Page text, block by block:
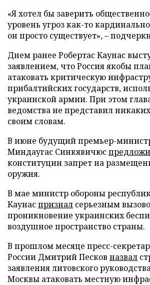
«Я хотел бы заверить
уровень угроз как-то
он просто существует», –
Днем ранее Робертас Каунас
заявлением, что Россия якобы
атаковать критическую
прибалтийских государств,
украинской армии. При этом
ведомства не представил
своим словам.
В июне будущий премьер-
Миндаугас Синкявичюс
конституции запрет на
оружия.
В мае министр обороны
Каунаспризнал серьезным
проникновение украинских
воздушное пространство страны.
В прошлом месяце пресс-
России Дмитрий Песков назвал
заявления литовского
Москвы атаковать местную